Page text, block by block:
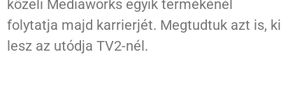
közeli Mediaworks egyik termékénél
folytatja majd karrierjét. Megtudtuk azt is, ki
lesz az utódja TV2-nél.